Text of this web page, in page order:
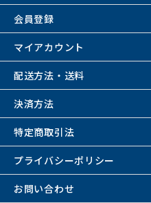
会員登録
マイアカウント
配送方法・送料
決済方法
特定商取引法
プライバシーポリシー
お問い合わせ